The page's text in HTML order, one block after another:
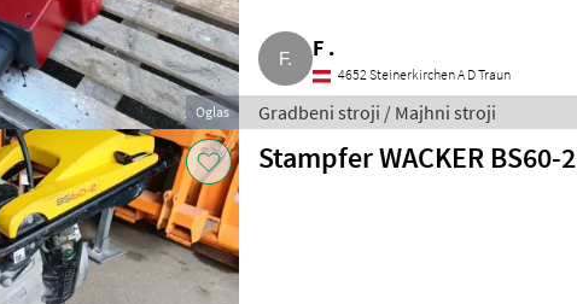
Oglas
F .
4652 Steinerkirchen A D Traun
Gradbeni stroji / Majhni stroji
Stampfer WACKER BS60-2